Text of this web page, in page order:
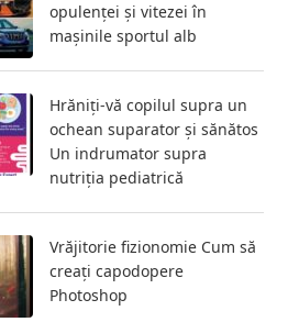
opulenței și vitezei în
mașinile sportul alb
Hrăniți-vă copilul supra un
ochean suparator și sănătos
Un indrumator supra
nutriția pediatrică
Vrăjitorie fizionomie Cum să
creați capodopere
Photoshop